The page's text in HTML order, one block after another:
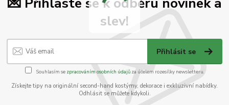
slev!
Přihlásit se
Souhlasím se zpracováním osobních údajůza účelem rozesílky newsletteru.
Získejte tipy na originální second-hand kostýmy, dekorace i exkluzivní nabídky.
Odhlásit se můžete kdykoli.